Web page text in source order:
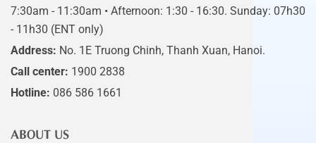
7:30am - 11:30am • Afternoon: 1:30 - 16:30. Sunday: 07h30
- 11h30 (ENT only)
Address: No. 1E Truong Chinh, Thanh Xuan, Hanoi.
Call center: 1900 2838
Hotline: 086 586 1661
ABOUT US